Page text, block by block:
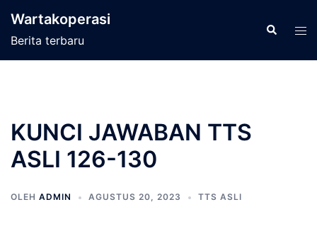
Wartakoperasi
Berita terbaru
Cari
KUNCI JAWABAN TTS
ASLI 126-130
OLEH ADMIN AGUSTUS 20, 2023 TTS ASLI